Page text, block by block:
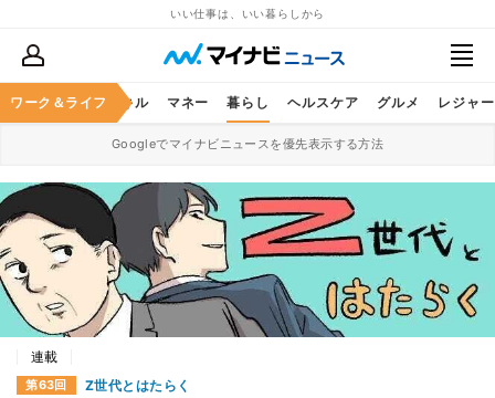
いい仕事は、いい暮らしから
ワーク＆ライフ
ア ビジネススキル マネー 暮らし ヘルスケア グルメ レジャー
Googleでマイナビニュースを優先表示する方法
連載
第63回 Z世代とはたらく